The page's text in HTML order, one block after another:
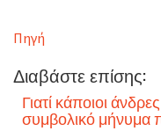
Πηγή
Διαβάστε επίσης:
Γιατί κάποιοι
συμβολικό μήνυμα